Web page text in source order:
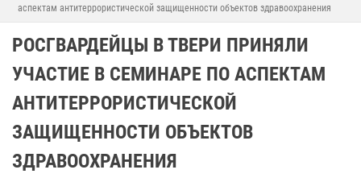
аспектам антитеррористической защищенности объектов здравоохранения
РОСГВАРДЕЙЦЫ В ТВЕРИ ПРИНЯЛИ
УЧАСТИЕ В СЕМИНАРЕ ПО АСПЕКТАМ
АНТИТЕРРОРИСТИЧЕСКОЙ
ЗАЩИЩЕННОСТИ ОБЪЕКТОВ
ЗДРАВООХРАНЕНИЯ